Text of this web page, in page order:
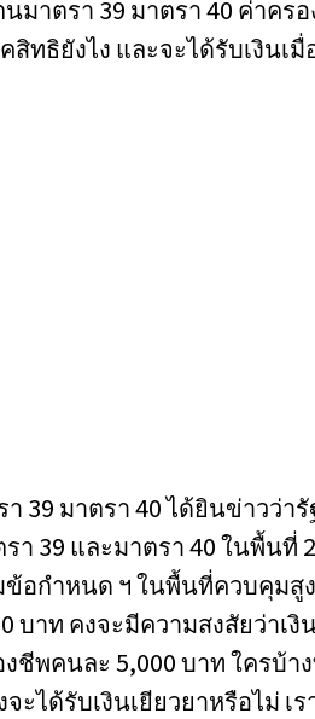
39 มาตรา 40 ได้ยินข่าวว่า
า 39 และมาตรา 40 ในพื้นที่
อกำหนด ฯ ในพื้นที่ควบคุมสู
บาท คงจะมีความสงสัยว่าเ
ชีพคนละ 5,000 บาท ใครบ้า
ะได้รับเงินเยียวยาหรือไม่